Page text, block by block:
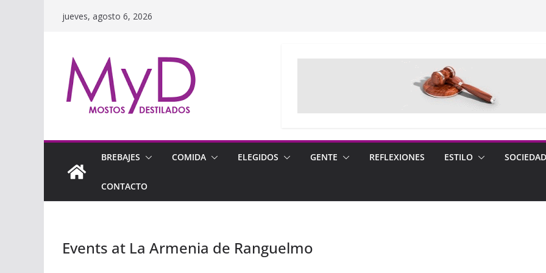
jueves, agosto 6, 2026
BREBAJES COMIDA ELEGIDOS GENTE REFLEXIONES ESTILO SOCIEDAD
CONTACTO
Events at La Armenia de Ranguelmo